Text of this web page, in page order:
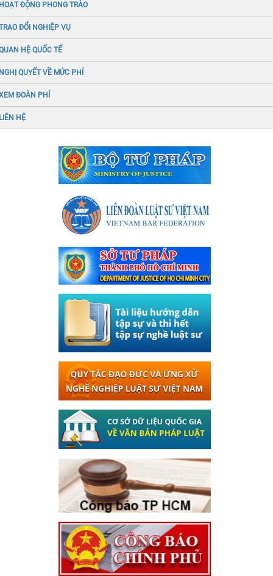
ĐỘNG PHONG TRÀO
ĐỔI NGHIỆP VỤ
HỆ QUỐC TẾ
QUYẾT VỀ MỨC PHÍ
ĐOÀN PHÍ
HỆ